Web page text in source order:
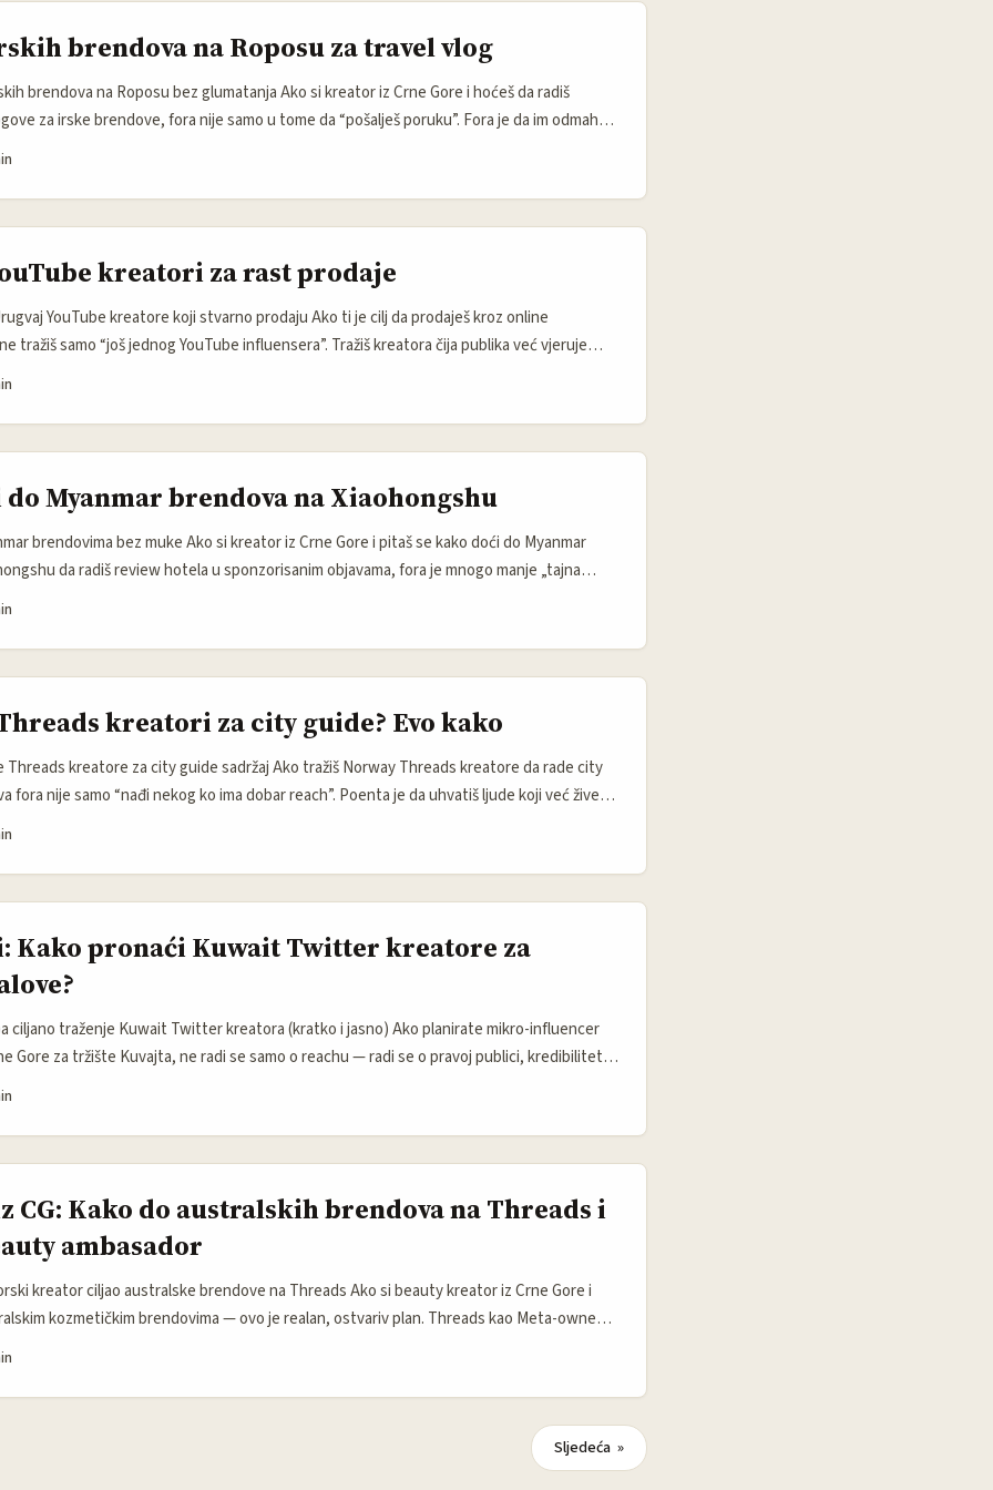
brendova na Roposu za travel vlog
brendova na Roposu bez glumatanja Ako si kreator iz Crne Gore i hoćeš da radiš
za irske brendove, fora nije samo u tome da “pošalješ poruku”. Fora je da im odmah
njihov cilj: više pregleda, bolji reach, i sadržaj koji ne djeluje kao reklama, nego kao
kreatori za rast prodaje
YouTube kreatore koji stvarno prodaju Ako ti je cilj da prodaješ kroz online
tražiš samo “još jednog YouTube influensera”. Tražiš kreatora čija publika već vjeruje
i nije hladna kao kamen. E tu Urugvaj zna biti zanimljiv: manji tržišni krug često
ima kupovnu namjeru. YouTube je baš zato pojačao svoj creator marketing sistem.
opisala Melissa Hsieh Nikolic, YouTube Creator Partnerships sad spaja discovery,
i mjerenje u jednom sistemu, kroz YouTube Studio za kreatore i Google Ads / Display &
I to nije kozmetika — to je signal da brendovi sve više traže modele gdje se saradnja i
a ne “od oka”. ...
Myanmar brendova na Xiaohongshu
brendovima bez muke Ako si kreator iz Crne Gore i pitaš se kako doći do Myanmar
da radiš review hotela u sponzorisanim objavama, fora je mnogo manje „tajna
— dobar timing, dobar ugao i dobar dokaz da znaš prodati iskustvo. Xiaohongshu nije
zato hoteli i travel brendovi na toj platformi vole sadržaj koji liči na realan vodič, a ne
filterom. Reference Content to dobro pogađa: Xiaohongshu ima jaču kupovnu namjeru
tamo istražuje prije odluke. ...
kreatori za city guide? Evo kako
Threads kreatore za city guide sadržaj Ako tražiš Norway Threads kreatore da rade city
fora nije samo “nađi nekog ko ima dobar reach”. Poenta je da uhvatiš ljude koji već žive
lokalci i znaju da pokažu ulicu, kvart, kafić ili skriveni kutak bez onog turističkog
mjesta za glumu. Ako kreator zvuči kao da recituje brošuru, publika ga odmah provali.
2026. treba malo pametniji pristup: miks ručnog pretraživanja, analize javnog ponašanja i
alata. ...
Kako pronaći Kuwait Twitter kreatore za
ciljano traženje Kuwait Twitter kreatora (kratko i jasno) Ako planirate mikro-influencer
Gore za tržište Kuvajta, ne radi se samo o reachu — radi se o pravoj publici, kredibilitetu i
Globalne studije i lokalni caseovi (npr. novi model koji primjenjuje Social Soup u
Žele always-on model koji proizvodi konstantan UGC, testira hipoteze i polako
CG: Kako do australskih brendova na Threads i
ambasador
kreator ciljao australske brendove na Threads Ako si beauty kreator iz Crne Gore i
kozmetičkim brendovima — ovo je realan, ostvariv plan. Threads kao Meta-owned
brže, konverzacijski sadržaje i direktan kontakt između brendova i kreatora.
profili u javnim objavama). Lokalni primjeri iz Australije pokazuju da brendovi vole rad sa
jasno tržište, autentičan sadržaj i sposobnost da isporuče UGC (user-generated
se upotrijebi u ads kampanjama. ...
Sljedeća »